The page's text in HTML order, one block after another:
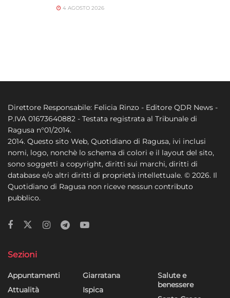
4 AGOSTO 2026
Direttore Responsabile: Felicia Rinzo - Editore QDR News -
P.IVA 01673640882 - Testata registrata al Tribunale di
Ragusa n°01/2014.
2014. Questo sito Web, Quotidiano di Ragusa, ivi inclusi
nomi, logo, nonchè lo schema di colori e il layout del sito,
sono soggetti a copyright, diritti sui marchi, diritti di
database e/o altri diritti di proprietà intellettuale. © 2026. Il
Quotidiano di Ragusa non riceve nessun contributo
pubblico.
Sezioni
Appuntamenti
Attualità
Giarratana
Ispica
Salute e
benessere